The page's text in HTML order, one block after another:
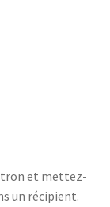
et mettez-
un récipient.